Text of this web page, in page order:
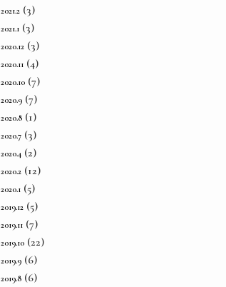
2021.2 (3)
2021.1 (3)
2020.12 (3)
2020.11 (4)
2020.10 (7)
2020.9 (7)
2020.8 (1)
2020.7 (3)
2020.4 (2)
2020.2 (12)
2020.1 (5)
2019.12 (5)
2019.11 (7)
2019.10 (22)
2019.9 (6)
2019.8 (6)